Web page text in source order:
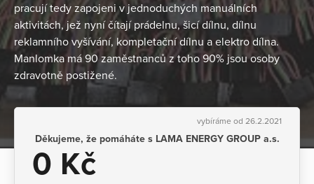
pracují tedy zapojeni v jednoduchých manuálních
aktivitách, jež nyní čítají prádelnu, šicí dílnu, dílnu
reklamního vyšívání, kompletační dílnu a elektro dílna.
Manlomka má 90 zaměstnanců z toho 90% jsou osoby
zdravotně postižené.
vybíráme od 26.2.2021
Děkujeme, že pomáháte s LAMA ENERGY GROUP a.s.
0 Kč